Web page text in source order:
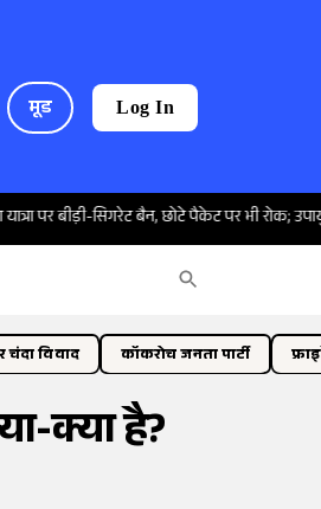
मूड Log In
सिगरेट बैन, छोटे पैकेट पर भी रोक; उपायुक्त ने
चंदा विवाद कॉकरोच जनता पार्टी
क्या है?